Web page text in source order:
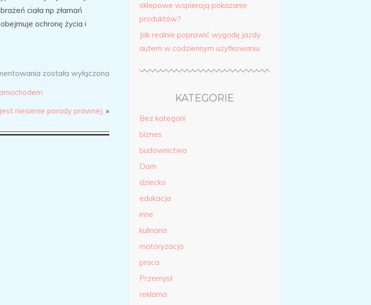
ciała np złamań
ochronę życia i
została wyłączona
niesienie porady prawnej. »
sklepowe wspierają pokazanie
produktów?
Jak realnie poprawić wygodę jazdy
autem w codziennym użytkowaniu
KATEGORIE
Bez kategorii
biznes
budownictwo
Dom
dziecko
edukacja
inne
kulinaria
motoryzacja
praca
Przemysł
reklama